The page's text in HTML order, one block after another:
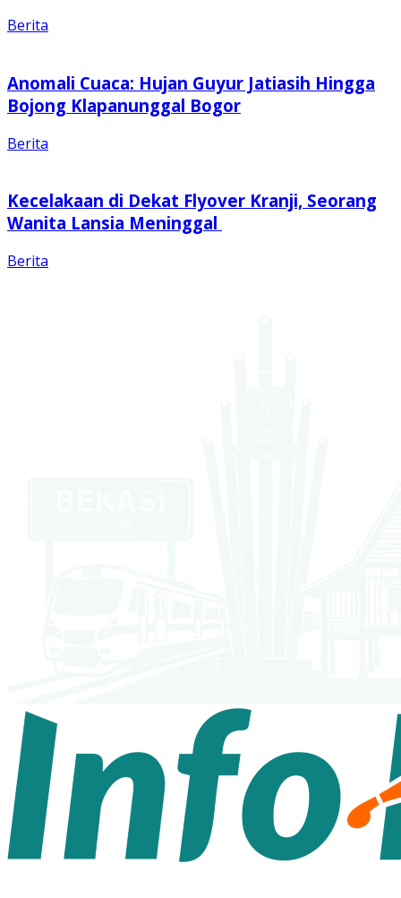
Berita
Anomali Cuaca: Hujan Guyur Jatiasih Hingga
Bojong Klapanunggal Bogor
Berita
Kecelakaan di Dekat Flyover Kranji, Seorang
Wanita Lansia Meninggal
Berita